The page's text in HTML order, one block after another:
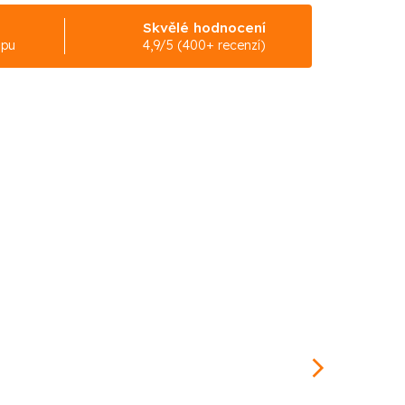
Skvělé hodnocení
4,9/5 (400+ recenzí)